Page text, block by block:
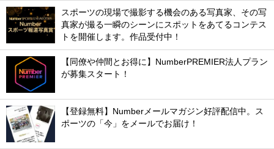
スポーツの現場で撮影する機会のある写真家、その写
真家が撮る一瞬のシーンにスポットをあてるコンテス
トを開催します。作品受付中！
【同僚や仲間とお得に】NumberPREMIER法人プラン
が募集スタート！
【登録無料】Numberメールマガジン好評配信中。ス
ポーツの「今」をメールでお届け！